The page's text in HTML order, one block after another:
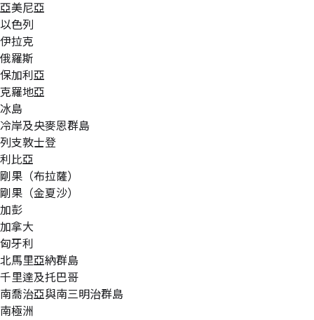
亞美尼亞
以色列
伊拉克
俄羅斯
保加利亞
克羅地亞
冰島
冷岸及央麥恩群島
列支敦士登
利比亞
剛果（布拉薩）
剛果（金夏沙）
加彭
加拿大
匈牙利
北馬里亞納群島
千里達及托巴哥
南喬治亞與南三明治群島
南極洲